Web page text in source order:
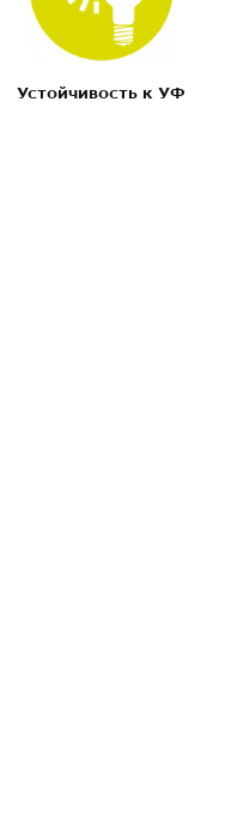
Устойчивость к УФ